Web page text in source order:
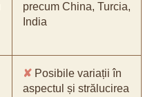
precum China, Turcia,
India
✘ Posibile variații în
aspectul și strălucirea